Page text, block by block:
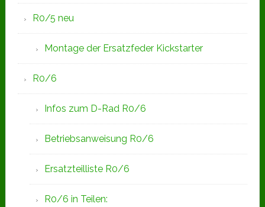
R0/5 neu
Montage der Ersatzfeder Kickstarter
R0/6
Infos zum D-Rad R0/6
Betriebsanweisung R0/6
Ersatzteilliste R0/6
R0/6 in Teilen: